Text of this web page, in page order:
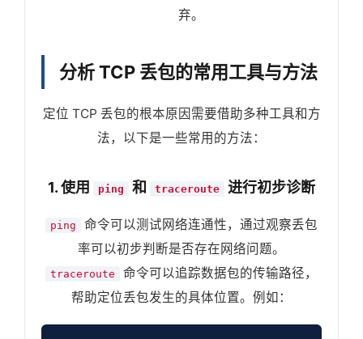
弃。
分析 TCP 丢包的常用工具与方法
定位 TCP 丢包的根本原因需要借助多种工具和方
法，以下是一些常用的方法：
1. 使用 ping 和 traceroute 进行初步诊断
ping
命令可以测试网络连通性，通过观察丢包
率可以初步判断是否存在网络问题。
traceroute
命令可以追踪数据包的传输路径，
帮助定位丢包发生的具体位置。例如：